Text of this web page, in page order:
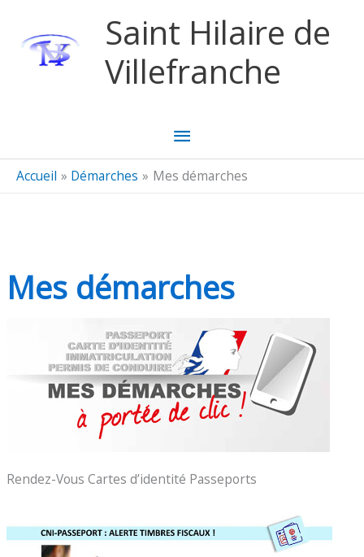
Saint Hilaire de
Villefranche
Menu
principal
Accueil Démarches Mes démarches
Mes démarches
Rendez-Vous Cartes d’identité Passeports